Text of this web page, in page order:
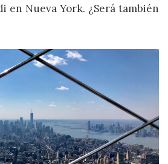
en Nueva York. ¿Será también